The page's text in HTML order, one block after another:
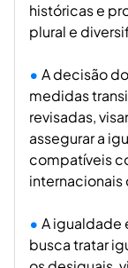
históricas e
plural e
A decisão
medidas
revisadas,
assegurar a
compatíveis
internacionais
A igualdade
busca tratar